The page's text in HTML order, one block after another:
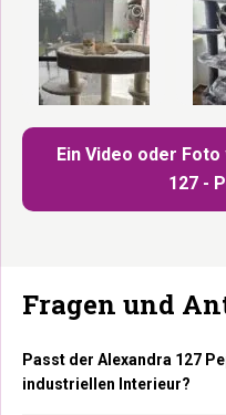
Ein Video oder
127 -
Fragen und
Passt der Alexandra 127
industriellen Interieur?